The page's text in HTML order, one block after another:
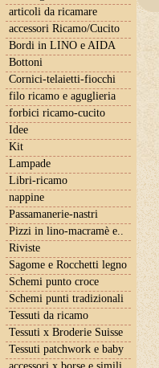
articoli da ricamare
accessori Ricamo/Cucito
Bordi in LINO e AIDA
Bottoni
Cornici-telaietti-fiocchi
filo ricamo e aguglieria
forbici ricamo-cucito
Idee
Kit
Lampade
Libri-ricamo
nappine
Passamanerie-nastri
Pizzi in lino-macramè e..
Riviste
Sagome e Rocchetti legno
Schemi punto croce
Schemi punti tradizionali
Tessuti da ricamo
Tessuti x Broderie Suisse
Tessuti patchwork e baby